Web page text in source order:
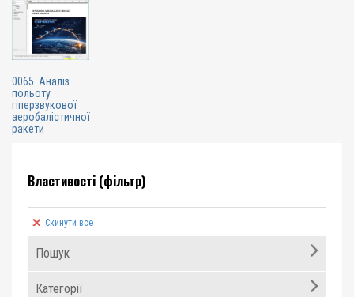
0065. Аналіз
польоту
гіперзвукової
аеробалістичної
ракети
Властивості (фільтр)
Скинути все
Пошук
Категорії